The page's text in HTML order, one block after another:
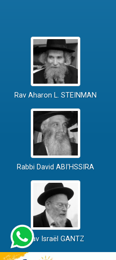
Rav Aharon L. STEINMAN
Rabbi David ABI'HSSIRA
Rav Israël GANTZ